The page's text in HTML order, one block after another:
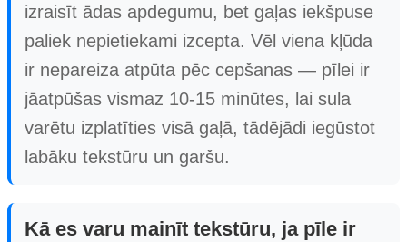
izraisīt ādas apdegumu, bet gaļas iekšpuse
paliek nepietiekami izcepta. Vēl viena kļūda
ir nepareiza atpūta pēc cepšanas — pīlei ir
jāatpūšas vismaz 10-15 minūtes, lai sula
varētu izplatīties visā gaļā, tādējādi iegūstot
labāku tekstūru un garšu.
Kā es varu mainīt tekstūru, ja pīle ir